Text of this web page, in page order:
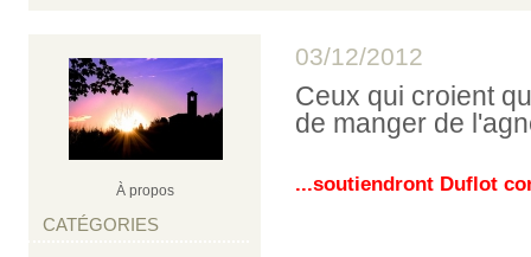
À propos
CATÉGORIES
03/12/2012
Ceux qui croient
de manger de
...soutiendront Duflot